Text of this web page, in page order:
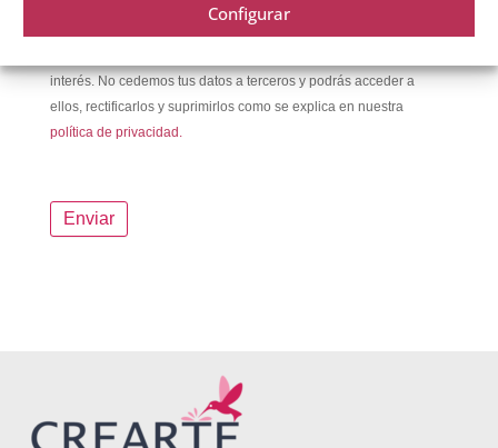
Configurar
interés. No cedemos tus datos a terceros y podrás acceder a
ellos, rectificarlos y suprimirlos como se explica en nuestra
política de privacidad.